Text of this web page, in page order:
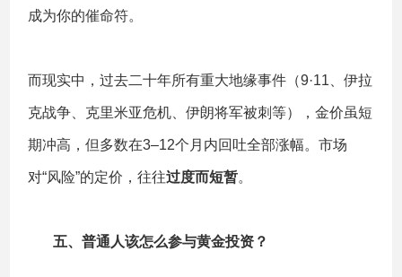
成为你的催命符。
而现实中，过去二十年所有重大地缘事件（9·11、伊拉
克战争、克里米亚危机、伊朗将军被刺等），金价虽短
期冲高，但多数在3–12个月内回吐全部涨幅。市场
对“风险”的定价，往往过度而短暂。
五、 普通人该怎么参与黄金投资？